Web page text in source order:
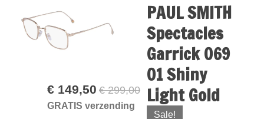
PAUL SMITH
Spectacles
Garrick 069
01 Shiny
Light Gold
Sale!
€ 149,50 € 299,00
GRATIS verzending